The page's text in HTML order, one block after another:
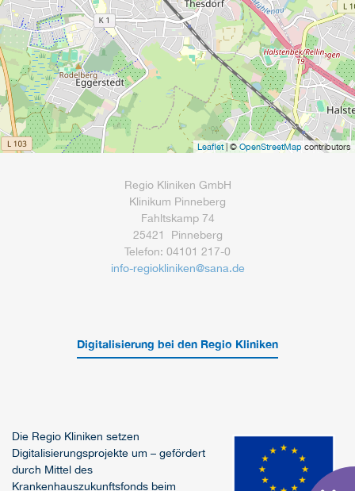
Leaflet| ©OpenStreetMap contributors
Regio Kliniken GmbH
Klinikum Pinneberg
Fahltskamp 74
25421 Pinneberg
Telefon: 04101 217-0
info-regiokliniken@sana.de
Digitalisierung bei den Regio Kliniken
Die Regio Kliniken setzen
Digitalisierungsprojekte um – gefördert
durch Mittel des
Krankenhauszukunftsfonds beim